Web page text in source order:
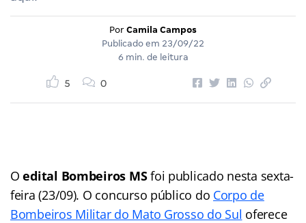
Por Camila Campos
Publicado em 23/09/22
6 min. de leitura
5 0
Oedital Bombeiros MSfoi publicado nesta sexta-
feira (23/09). O concurso público do Corpo de
Bombeiros Militar do Mato Grosso do Sul oferece